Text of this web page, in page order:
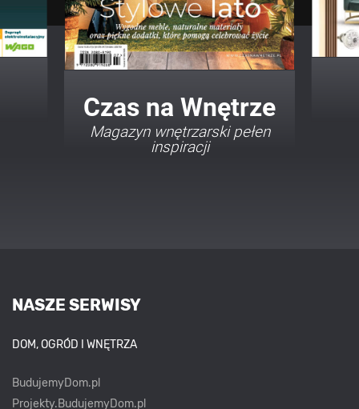
Twój Dom Twój Styl
Porady i inspiracje w
najmodniejszych stylach
NASZE SERWISY
DOM, OGRÓD I WNĘTRZA
BudujemyDom.pl
Projekty.BudujemyDom.pl